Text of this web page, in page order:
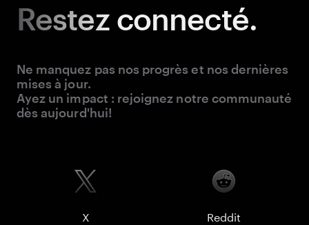
Restezconnecté.
Ne manquez pas nos progrès et nos dernières
mises à jour.
Ayez un impact : rejoignez notre communauté
dès aujourd'hui!
X Reddit